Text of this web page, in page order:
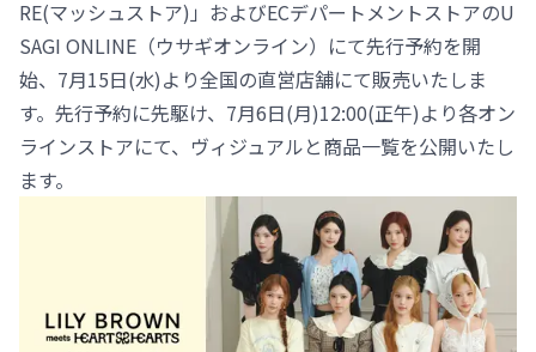
RE(マッシュストア)」およびECデパートメントストアのU
SAGI ONLINE（ウサギオンライン）にて先行予約を開
始、7月15日(水)より全国の直営店舗にて販売いたしま
す。先行予約に先駆け、7月6日(月)12:00(正午)より各オン
ラインストアにて、ヴィジュアルと商品一覧を公開いたし
ます。